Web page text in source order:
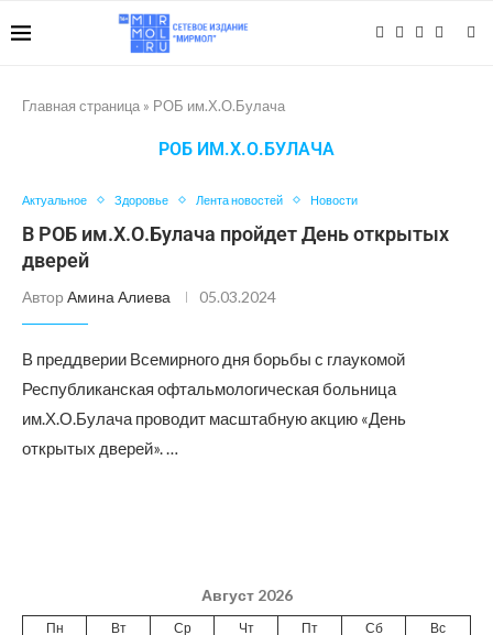
Главная страница » РОБ им.Х.О.Булача
РОБ ИМ.Х.О.БУЛАЧА
Актуальное Здоровье Лента новостей Новости
В РОБ им.Х.О.Булача пройдет День открытых
дверей
Автор Амина Алиева 05.03.2024
В преддверии Всемирного дня борьбы с глаукомой
Республиканская офтальмологическая больница
им.Х.О.Булача проводит масштабную акцию «День
открытых дверей». …
Август 2026
Пн Вт Ср Чт Пт Сб Вс